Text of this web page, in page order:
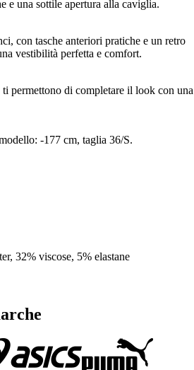
e una sottile apertura alla caviglia.
con tasche anteriori pratiche e un retro
vestibilità perfetta e comfort.
permettono di completare il look con una
-177 cm, taglia 36/S.
32% viscose, 5% elastane